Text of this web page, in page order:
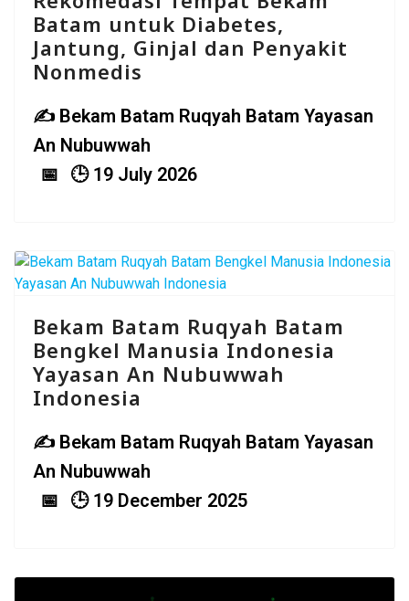
Batam untuk Diabetes,
Jantung, Ginjal dan Penyakit
Nonmedis
Bekam Batam Ruqyah Batam Yayasan
An Nubuwwah
19 July 2026
Bekam Batam Ruqyah Batam
Bengkel Manusia Indonesia
Yayasan An Nubuwwah
Indonesia
Bekam Batam Ruqyah Batam Yayasan
An Nubuwwah
19 December 2025